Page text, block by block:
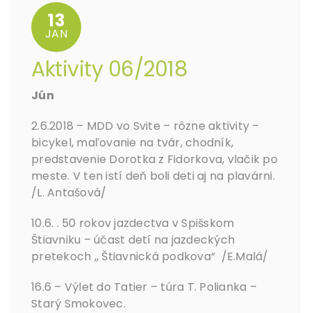
13
JAN
Aktivity 06/2018
Jún
2.6.2018 – MDD vo Svite – rôzne aktivity –
bicykel, maľovanie na tvár, chodník,
predstavenie Dorotka z Fidorkova, vlačik po
meste. V ten istí deň boli deti aj na plavárni.
/L. Antašová/
10.6. . 50 rokov jazdectva v Spišskom
Štiavniku – účast detí na jazdeckých
pretekoch ,, Štiavnická podkova“ /E.Malá/
16.6 – Výlet do Tatier – túra T. Polianka –
Starý Smokovec.